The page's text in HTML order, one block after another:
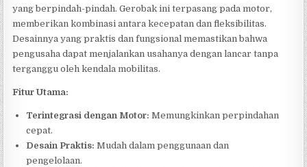
yang berpindah-pindah. Gerobak ini terpasang pada motor,
memberikan kombinasi antara kecepatan dan fleksibilitas.
Desainnya yang praktis dan fungsional memastikan bahwa
pengusaha dapat menjalankan usahanya dengan lancar tanpa
terganggu oleh kendala mobilitas.
Fitur Utama:
Terintegrasi dengan Motor: Memungkinkan perpindahan
cepat.
Desain Praktis: Mudah dalam penggunaan dan
pengelolaan.